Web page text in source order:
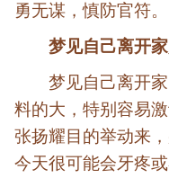
勇无谋，慎防官符。
梦见自己离开
梦见自己离开
料的大，特别容易
张扬耀目的举动来
今天很可能会牙疼或